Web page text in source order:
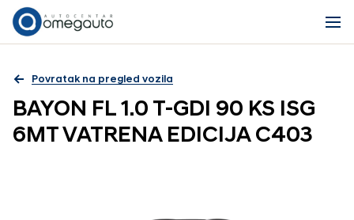
Povratak na pregled vozila
BAYON FL 1.0 T-GDI 90 KS ISG
6MT VATRENA EDICIJA C403